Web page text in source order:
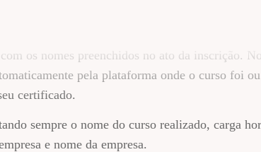
veterinária
os nomes preenchidos no ato da inscrição.
pela plataforma onde o curso foi
certificado.
sempre o nome do curso realizado, carga
e nome da empresa.